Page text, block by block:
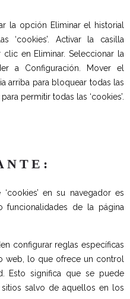
la opción Eliminar el historial
‘cookies’. Activar la casilla
clic en Eliminar. Seleccionar la
a Configuración. Mover el
arriba para bloquear todas las
permitir todas las ‘cookies’.
en su navegador es
de la página
configurar reglas específicas
web, lo que ofrece un control
Esto significa que se puede
sitios salvo de aquellos en los